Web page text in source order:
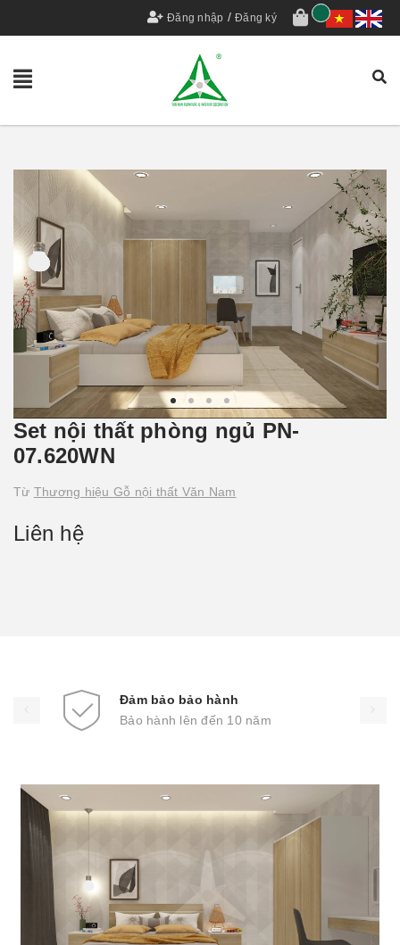
Đăng nhập / Đăng ký
Set nội thất phòng ngủ PN-
07.620WN
Từ Thương hiệu Gỗ nội thất Văn Nam
Liên hệ
Đảm bảo bảo hành
Bảo hành lên đến 10 năm